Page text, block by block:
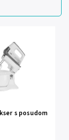
s posudom